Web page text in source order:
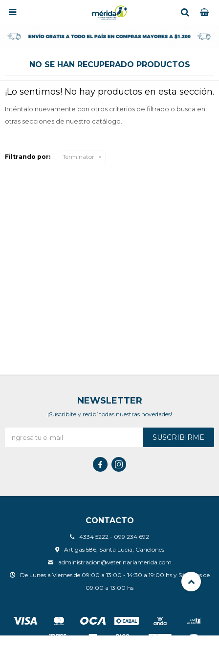

NO SE HAN RECUPERADO PRODUCTOS
¡Lo sentimos! No hay productos en esta sección.
Inténtalo nuevamente con otros criterios de filtrado o busca en
otras secciones de nuestro catálogo.
Filtrando por: Terminator
CONTACTO
4334 5222 - 099 234 692
Artigas 586, Santa Lucia, Canelones
administracion@veterinariamerida.com
De Lunes a Viernes de 09:00 a 13:00 - 14:30 a 19:00 hs y Sábados de
09:00 a 13:00 hs
NEWSLETTER
¡Suscribite y recibí todas nuestras novedades!
SUSCRIBIRME
 